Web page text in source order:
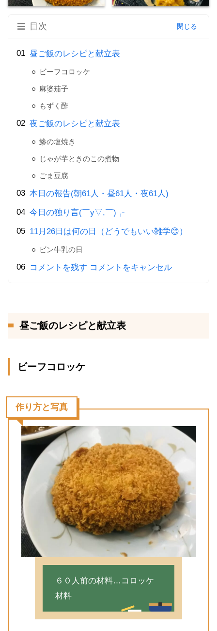
目次
昼ご飯のレシピと献立表
ビーフコロッケ
麻婆茄子
もずく酢
夜ご飯のレシピと献立表
鰺の塩焼き
じゃが芋ときのこの煮物
ごま豆腐
本日の報告(朝61人・昼61人・夜61人)
今日の独り言(￣y▽,￣)╭
11月26日は何の日（どうでもいい雑学😊）
ビン牛乳の日
コメントを残す コメントをキャンセル
昼ご飯のレシピと献立表
ビーフコロッケ
作り方と写真
６０人前の材料…コロッケ
材料